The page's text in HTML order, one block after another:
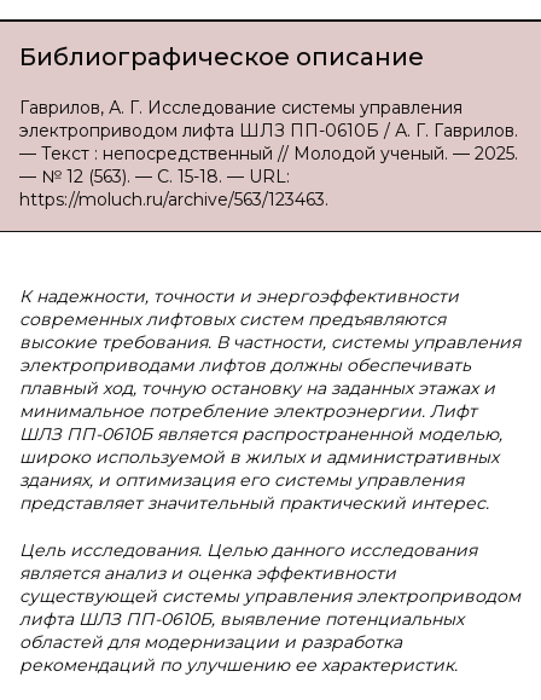
Библиографическое описание
Гаврилов, А. Г. Исследование системы управления
электроприводом лифта ШЛЗ ПП-0610Б / А. Г. Гаврилов.
— Текст : непосредственный // Молодой ученый. — 2025.
— № 12 (563). — С. 15-18. — URL:
https://moluch.ru/archive/563/123463.
К надежности, точности и энергоэффективности
современных лифтовых систем предъявляются
высокие требования. В частности, системы управления
электроприводами лифтов должны обеспечивать
плавный ход, точную остановку на заданных этажах и
минимальное потребление электроэнергии. Лифт
ШЛЗ ПП-0610Б является распространенной моделью,
широко используемой в жилых и административных
зданиях, и оптимизация его системы управления
представляет значительный практический интерес.
Цель исследования. Целью данного исследования
является анализ и оценка эффективности
существующей системы управления электроприводом
лифта ШЛЗ ПП-0610Б, выявление потенциальных
областей для модернизации и разработка
рекомендаций по улучшению ее характеристик.